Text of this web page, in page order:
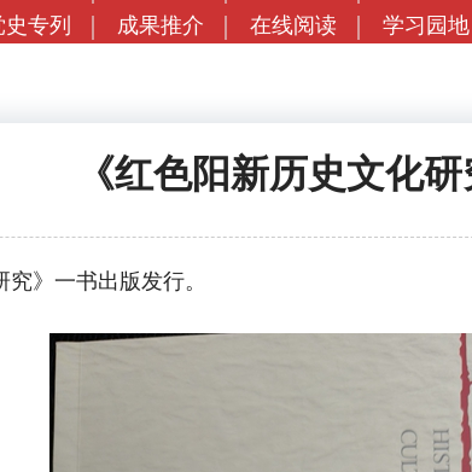
史专列 成果推介 在线阅读 学习园地
《红色阳新历史文化
》一书出版发行。